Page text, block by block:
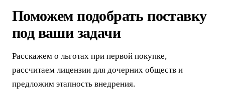
Поможем подобрать поставку
под ваши задачи
Расскажем о льготах при первой покупке,
рассчитаем лицензии для дочерних обществ и
предложим этапность внедрения.